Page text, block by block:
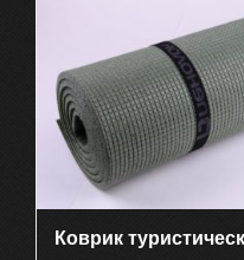
Коврик